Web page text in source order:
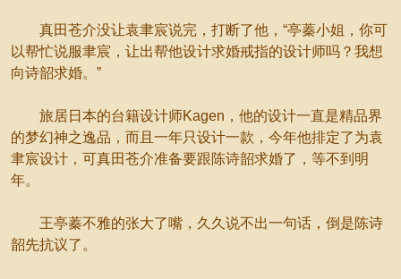
真田苍介没让袁聿宸说完，打断了他，“亭蓁小姐，你可
以帮忙说服聿宸，让出帮他设计求婚戒指的设计师吗？我想
向诗韶求婚。”
旅居日本的台籍设计师Kagen，他的设计一直是精品界
的梦幻神之逸品，而且一年只设计一款，今年他排定了为袁
聿宸设计，可真田苍介准备要跟陈诗韶求婚了，等不到明
年。
王亭蓁不雅的张大了嘴，久久说不出一句话，倒是陈诗
韶先抗议了。